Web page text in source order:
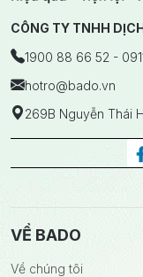
CÔNG TY TNHH
1900 88 66 52 -
hotro@bado.vn
269B Nguyễn Thái
VỀ BADO
Về chúng tôi